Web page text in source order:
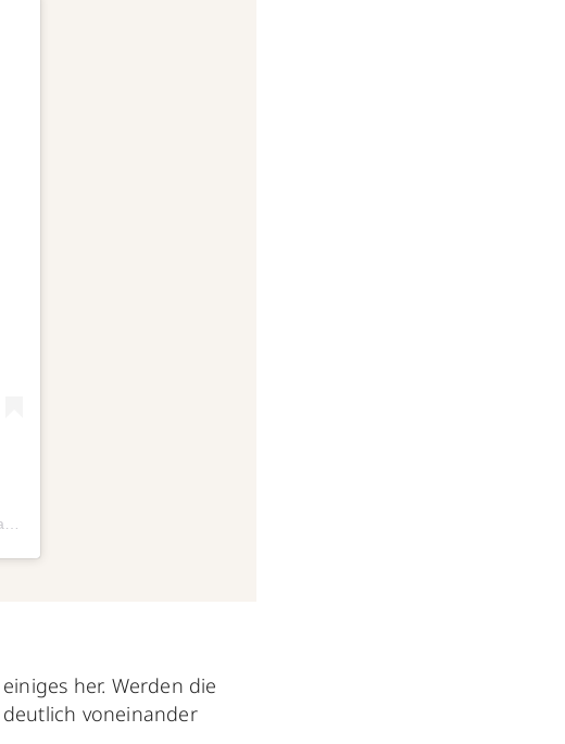
einiges her. Werden die
voneinander